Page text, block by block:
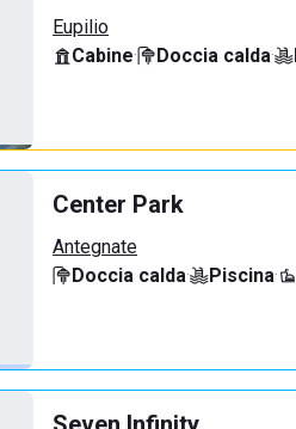
Eupilio
Cabine· Doccia calda·
Center Park
Antegnate
Doccia calda· Piscina·